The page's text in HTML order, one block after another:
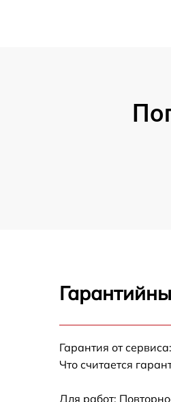
Гарантия от
Что считается
Для работ: